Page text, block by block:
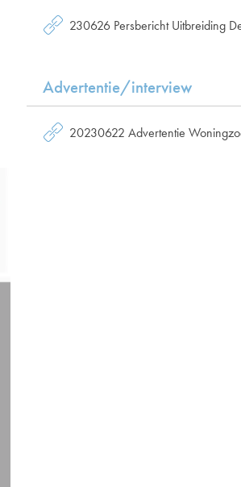
230626 Persbericht Uitbreiding
Advertentie/interview
20230622 Advertentie